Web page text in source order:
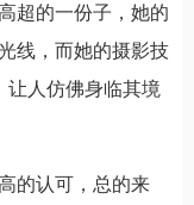
超的一份子，她的
线，而她的摄影技
让人仿佛身临其境
的认可，总的来